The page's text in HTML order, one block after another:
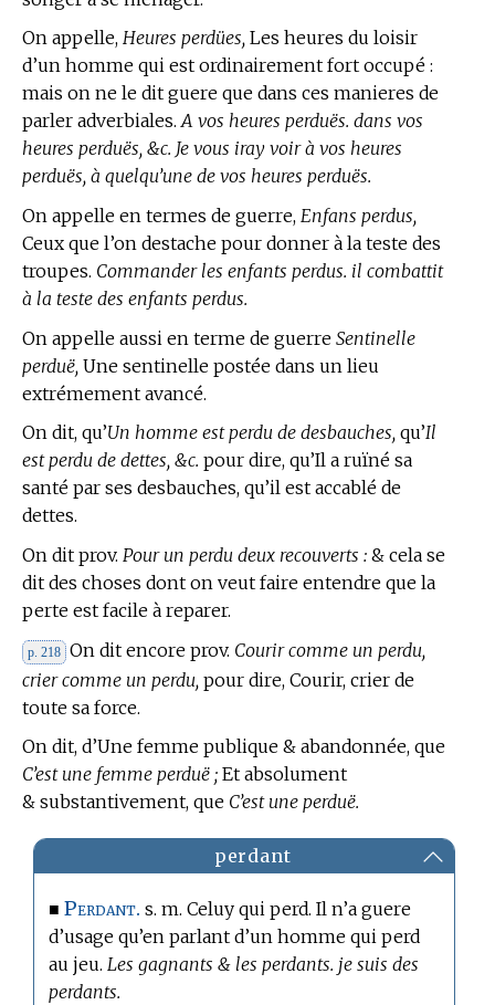
On appelle, Heures perdües, Les heures du loisir
d’un homme qui est ordinairement fort occupé :
mais on ne le dit guere que dans ces manieres de
parler adverbiales.A vos heures perduës. dans vos
heures perduës, &c. Je vous iray voir à vos heures
perduës, à quelqu’une de vos heures perduës.
On appelle en termes de guerre, Enfans perdus,
Ceux que l’on destache pour donner à la teste des
troupes. Commander les enfants perdus. il combattit
à la teste des enfants perdus.
On appelle aussi en terme de guerre Sentinelle
perduë, Une sentinelle postée dans un lieu
extrémement avancé.
On dit, qu’Un homme est perdu de desbauches, qu’Il
est perdu de dettes, &c. pour dire, qu’Il a ruïné sa
santé par ses desbauches, qu’il est accablé de
dettes.
On dit prov. Pour un perdu deux recouverts : & cela se
dit des choses dont on veut faire entendre que la
perte est facile à reparer.
p. 218 On dit encore prov. Courir comme un perdu,
crier comme un perdu, pour dire, Courir, crier de
toute sa force.
On dit, d’Une femme publique & abandonnée, que
C’est une femme perduë ; Et absolument
& substantivement, que C’est une perduë.
perdant
■Perdant. s. m. Celuy qui perd. Il n’a guere
d’usage qu’en parlant d’un homme qui perd
au jeu.Les gagnants & les perdants. je suis des
perdants.